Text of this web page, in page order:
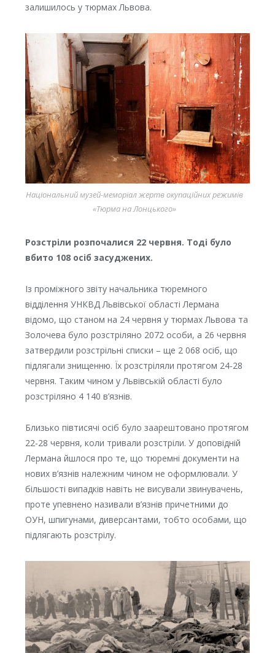
залишилось у тюрмах Львова.
Національний музей-меморіал жертв окупаційних режимів
«Тюрма на Лонцького»
Розстріли розпочалися 22 червня. Тоді було
вбито 108 осіб засуджених.
Із проміжного звіту начальника тюремного
відділення УНКВД Львівської області Лермана
відомо, що станом на 24 червня у тюрмах Львова та
Золочева було розстріляно 2072 особи, а 26 червня
затвердили розстрільні списки – ще 2 068 осіб, що
підлягали знищенню. Їх розстріляли протягом 24-28
червня. Таким чином у Львівській області було
розстріляно 4 140 в’язнів.
Близько півтисячі осіб було заарештовано протягом
22-28 червня, коли тривали розстріли. У доповідній
Лермана йшлося про те, що тюремні документи на
нових в’язнів належним чином не оформлювали. У
більшості випадків навіть не висували звинувачень,
проте упевнено називали в’язнів причетними до
ОУН, шпигунами, диверсантами, тобто особами, що
підлягають розстрілу.